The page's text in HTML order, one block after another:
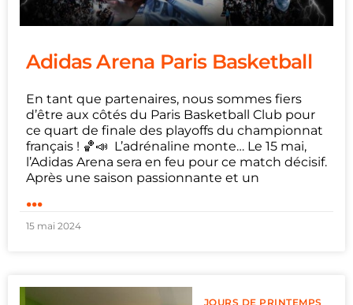
Adidas Arena Paris Basketball
En tant que partenaires, nous sommes fiers
d’être aux côtés du Paris Basketball Club pour
ce quart de finale des playoffs du championnat
français ! 🏀📣 L’adrénaline monte… Le 15 mai,
l’Adidas Arena sera en feu pour ce match décisif.
Après une saison passionnante et un
...
15 mai 2024
JOURS DE PRINTEMPS